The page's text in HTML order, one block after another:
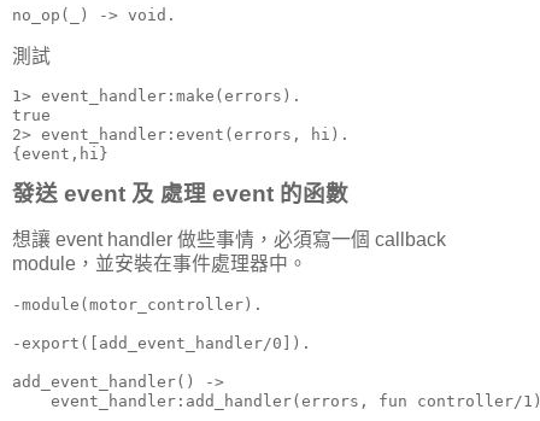
no_op(_) -> void.
測試
1> event_handler:make(errors).
true
2> event_handler:event(errors, hi).
{event,hi}
發送 event 及 處理 event 的函數
想讓 event handler 做些事情，必須寫一個 callback
module，並安裝在事件處理器中。
-module(motor_controller).
-export([add_event_handler/0]).
add_event_handler() ->
event_handler:add_handler(errors, fun controller/